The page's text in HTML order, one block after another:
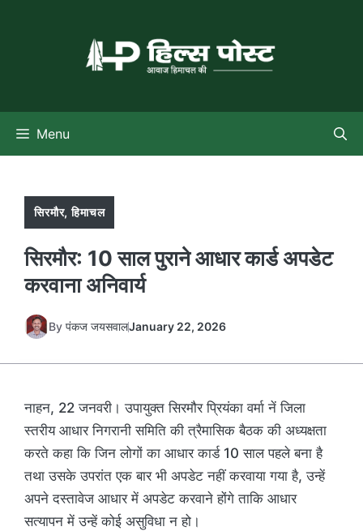
Menu
सिरमौर,हिमाचल
सिरमौर: 10 साल पुराने आधार कार्ड अपडेट
करवाना अनिवार्य
By पंकज जयसवालJanuary 22, 2026
नाहन, 22 जनवरी। उपायुक्त सिरमौर प्रियंका वर्मा नें जिला
स्तरीय आधार निगरानी समिति की त्रैमासिक बैठक की अध्यक्षता
करते कहा कि जिन लोगों का आधार कार्ड 10 साल पहले बना है
तथा उसके उपरांत एक बार भी अपडेट नहीं करवाया गया है, उन्हें
अपने दस्तावेज आधार में अपडेट करवाने होंगे ताकि आधार
सत्यापन में उन्हें कोई असुविधा न हो।